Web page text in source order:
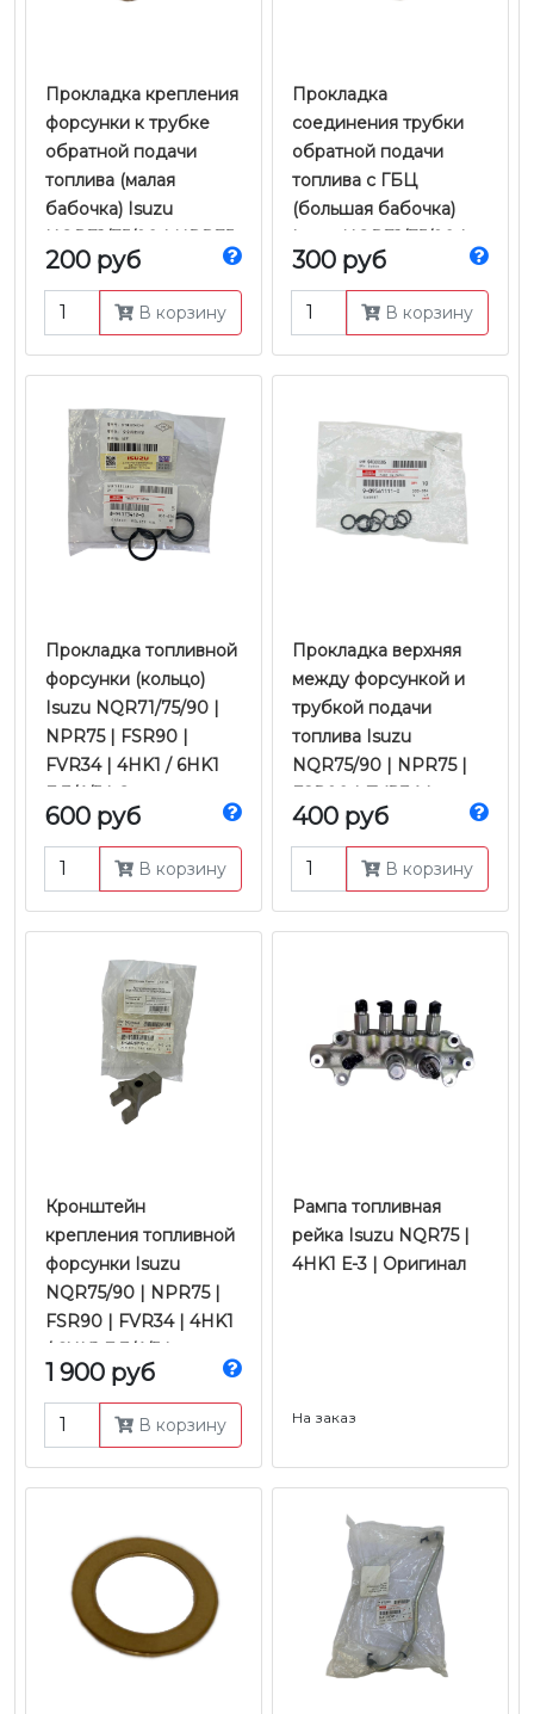
Прокладка крепления
форсунки к трубке
обратной подачи
топлива (малая
бабочка) Isuzu
NQR71/75/90 | NPR75
| FSR90 | FVR34 |
4HK1 / 4HG1 / 6HK1
Е-2/3/4/5 | JMC
200 руб
В корзину
Прокладка
соединения трубки
обратной подачи
топлива с ГБЦ
(большая бабочка)
Isuzu NQR71/75/90 |
NPR75 | FSR90 | 4HK1
/ 6HK1 Е-3/4/5 | JMC
300 руб
В корзину
Прокладка топливной
форсунки (кольцо)
Isuzu NQR71/75/90 |
NPR75 | FSR90 |
FVR34 | 4HK1 / 6HK1
Е-3/4/5 | Оригинал
600 руб
В корзину
Прокладка верхняя
между форсункой и
трубкой подачи
топлива Isuzu
NQR75/90 | NPR75 |
FSR90 | FVR34 |
4HK1/6HK1 Е-3/4/5 |
Оригинал
400 руб
В корзину
Кронштейн
крепления топливной
форсунки Isuzu
NQR75/90 | NPR75 |
FSR90 | FVR34 | 4HK1
/ 6HK1 Е-3/4/5 |
Оригинал
1 900 руб
В корзину
Рампа топливная
рейка Isuzu NQR75 |
4HK1 Е-3 | Оригинал
На заказ